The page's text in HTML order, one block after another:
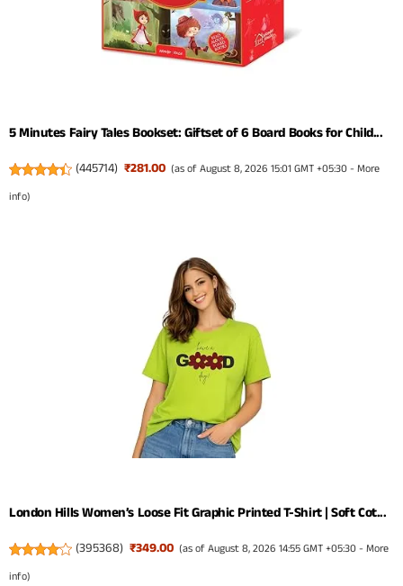
5 Minutes Fairy Tales Bookset: Giftset of 6 Board Books for Child...
(445714) ₹281.00 (as of August 8, 2026 15:01 GMT +05:30 -More
info)
London Hills Women’s Loose Fit Graphic Printed T-Shirt | Soft Cot...
(395368) ₹349.00 (as of August 8, 2026 14:55 GMT +05:30 -More
info)